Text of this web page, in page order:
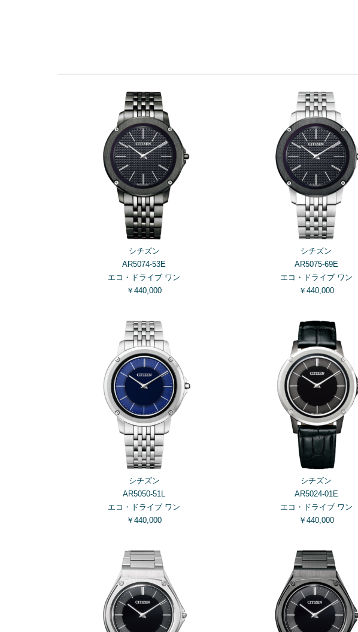
シチズン
AR5074-53E
エコ・ドライブ ワン
￥440,000
シチズン
AR5075-69E
エコ・ドライブ ワン
￥440,000
シチズン
AR5050-51L
エコ・ドライブ ワン
￥440,000
シチズン
AR5024-01E
エコ・ドライブ ワン
￥440,000